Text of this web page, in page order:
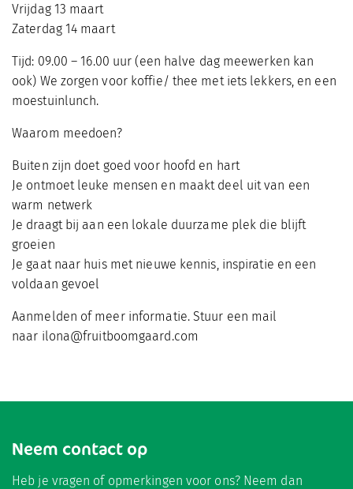
Vrijdag 13 maart
Zaterdag 14 maart
Tijd: 09.00 – 16.00 uur (een halve dag meewerken kan
ook) We zorgen voor koffie/ thee met iets lekkers, en een
moestuinlunch.
Waarom meedoen?
Buiten zijn doet goed voor hoofd en hart
Je ontmoet leuke mensen en maakt deel uit van een
warm netwerk
Je draagt bij aan een lokale duurzame plek die blijft
groeien
Je gaat naar huis met nieuwe kennis, inspiratie en een
voldaan gevoel
Aanmelden of meer informatie. Stuur een mail
naar ilona@fruitboomgaard.com
Neem contact op
Heb je vragen of opmerkingen voor ons? Neem dan